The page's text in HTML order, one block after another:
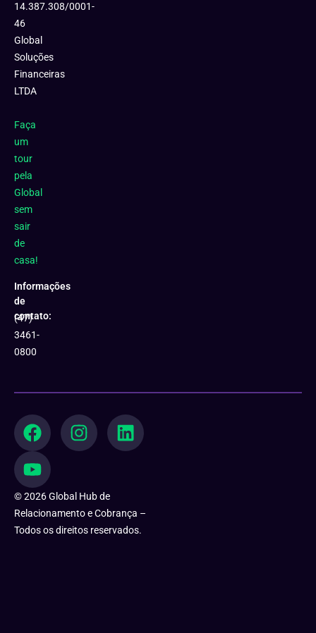
14.387.308/0001-
46
Global
Soluções
Financeiras
LTDA
Faça
um
tour
pela
Global
sem
sair
de
casa!
Informações
de
contato:
(47)
3461-
0800
F
a
c
e
b
o
o
I
n
a
g
r
L
i
d
i
Y
o
u
t
u
b
e
© 2026 Global Hub de
Relacionamento e Cobrança –
Todos os direitos reservados.